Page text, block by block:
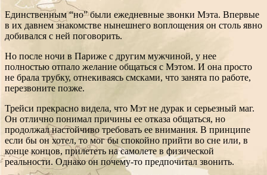
Единственным “но” были ежедневные звонки Мэта. Впервые
в их давнем знакомстве нынешнего воплощения он столь явно
добивался с ней поговорить.
Но после ночи в Париже с другим мужчиной, у нее
полностью отпало желание общаться с Мэтом. И она просто
не брала трубку, отнекиваясь смсками, что занята по работе,
перезвоните позже.
Трейси прекрасно видела, что Мэт не дурак и серьезный маг.
Он отлично понимал причины ее отказа общаться, но
продолжал настойчиво требовать ее внимания. В принципе
если бы он хотел, то мог бы спокойно прийти во сне или, в
конце концов, прилететь на самолете в физической
реальности. Однако он почему-то предпочитал звонить.